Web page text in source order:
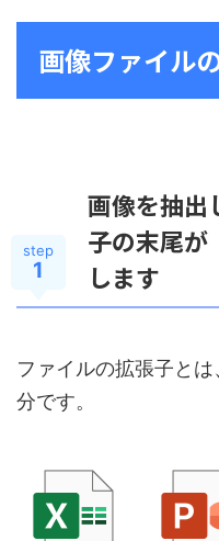
画像ファイル
step
1
画像を抽出
子の末尾が
します
ファイルの拡張子と
分です。